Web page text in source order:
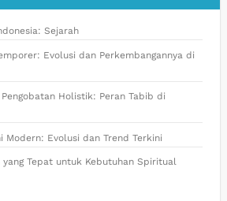
Sejarah
Evolusi dan Perkembangannya di
Holistik: Peran Tabib di
Modern: Evolusi dan Trend Terkini
yang Tepat untuk Kebutuhan Spiritual